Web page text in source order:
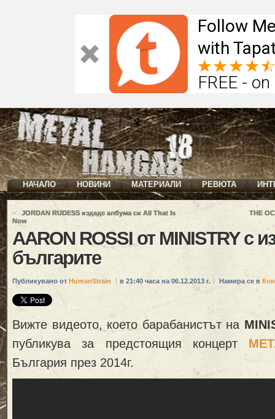
Follow
with
FREE -
НАЧАЛО НОВИНИ МАТЕРИАЛИ РЕВЮТА
«
JORDAN RUDESS издаде албума си All That Is
Now
THE
AARON ROSSI от MINISTRY с
българите
Публикувано от HumanStrain в 21:40 часа на 06.12.2013 г. Намира се в
Вижте видеото, което барабанистът на
публикува за предстоящия концерт
България през 2014г.